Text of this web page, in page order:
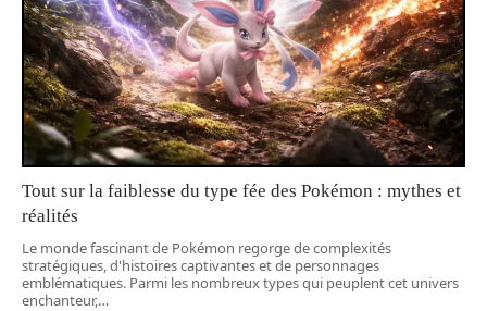
Tout sur la faiblesse du type fée des Pokémon : mythes et
réalités
Le monde fascinant de Pokémon regorge de complexités
stratégiques, d'histoires captivantes et de personnages
emblématiques. Parmi les nombreux types qui peuplent cet univers
enchanteur,…